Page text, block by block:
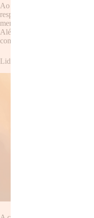
Ao praticar a
,
responder às situações com
menos gritos, menos
Além disso, a
comum na vida das mães,
Lidando com a Culpa e a